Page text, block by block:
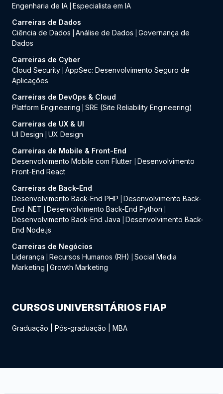
Engenharia de IA Especialista em IA
Carreiras de Dados
Ciência de Dados
Análise de Dados
Governança de
Dados
Carreiras de Cyber
Cloud Security AppSec: Desenvolvimento Seguro de
Aplicações
Carreiras de DevOps & Cloud
Platform Engineering
SRE (Site Reliability Engineering)
Carreiras de UX & UI
UI Design
UX Design
Carreiras de Mobile & Front-End
Desenvolvimento Mobile com Flutter
Desenvolvimento
Front-End React
Carreiras de Back-End
Desenvolvimento Back-End PHP
Desenvolvimento Back-
End .NET
Desenvolvimento Back-End Python
Desenvolvimento Back-End Java
Desenvolvimento Back-
End Node.js
Carreiras de Negócios
Liderança
Recursos Humanos (RH)
Social Media
Marketing
Growth Marketing
CURSOS UNIVERSITÁRIOS FIAP
Graduação Pós-graduação MBA